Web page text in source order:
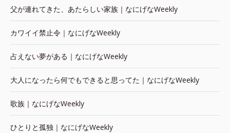
父が連れてきた、あたらしい家族｜なにげなWeekly
カワイイ禁止令｜なにげなWeekly
占えない夢がある｜なにげなWeekly
大人になったら何でもできると思ってた｜なにげなWeekly
歌族｜なにげなWeekly
ひとりと孤独｜なにげなWeekly